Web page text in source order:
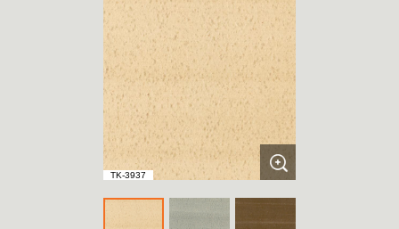
TK-3937